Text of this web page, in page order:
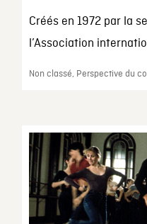
Créés en 1972 par la
l’Association
Non classé, Perspective du